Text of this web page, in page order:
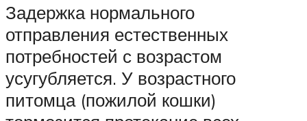
Задержка нормального
отправления естественных
потребностей с возрастом
усугубляется. У возрастного
питомца (пожилой кошки)